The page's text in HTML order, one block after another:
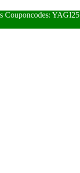
Couponcodes: YAGI25